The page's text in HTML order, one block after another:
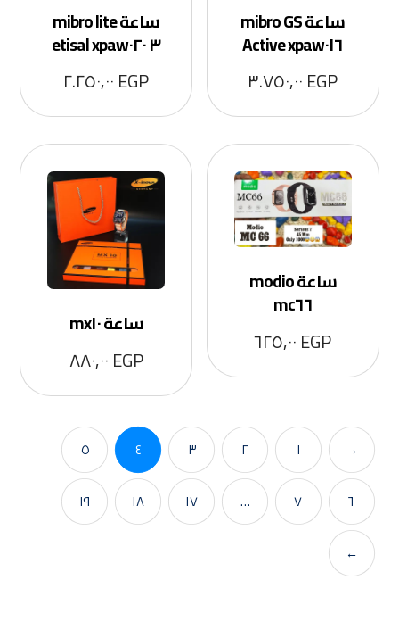
ساعة mibro GS
Active xpaw٠١٦
EGP
ساعة mibro lite
٣ etisal xpaw٠٢٠
EGP
ساعة modio
mc٦٦
EGP
ساعة mx١٠
EGP
→ ١ ٢ ٣ ٤ ٥
٦ ٧ … ١٧ ١٨ ١٩
←